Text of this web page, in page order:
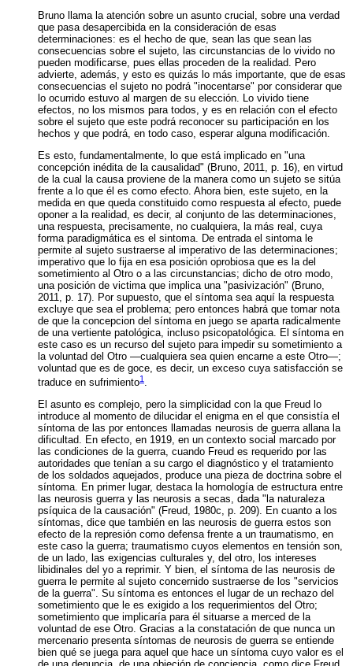
Bruno llama la atención sobre un asunto crucial, sobre una verdad
que pasa desapercibida en la consideración de esas
determinaciones: es el hecho de que, sean las que sean las
consecuencias sobre el sujeto, las circunstancias de lo vivido no
pueden modificarse, pues ellas proceden de la realidad. Pero
advierte, además, y esto es quizás lo más importante, que de esas
consecuencias el sujeto no podrá "inocentarse" por considerar que
lo ocurrido estuvo al margen de su elección. Lo vivido tiene
efectos, no los mismos para todos, y es en relación con el efecto
sobre el sujeto que este podrá reconocer su participación en los
hechos y que podrá, en todo caso, esperar alguna modificación.
Es esto, fundamentalmente, lo que está implicado en "una
concepción inédita de la causalidad" (Bruno, 2011, p. 16), en virtud
de la cual la causa proviene de la manera como un sujeto se sitúa
frente a lo que él es como efecto. Ahora bien, este sujeto, en la
medida en que queda constituido como respuesta al efecto, puede
oponer a la realidad, es decir, al conjunto de las determinaciones,
una respuesta, precisamente, no cualquiera, la más real, cuya
forma paradigmática es el sintoma. De entrada el sintoma le
permite al sujeto sustraerse al imperativo de las determinaciones;
imperativo que lo fija en esa posición oprobiosa que es la del
sometimiento al Otro o a las circunstancias; dicho de otro modo,
una posición de victima que implica una "pasivización" (Bruno,
2011, p. 17). Por supuesto, que el síntoma sea aquí la respuesta
excluye que sea el problema; pero entonces habrá que tomar nota
de que la concepcion del síntoma en juego se aparta radicalmente
de una vertiente patológica, incluso psicopatológica. El síntoma en
este caso es un recurso del sujeto para impedir su sometimiento a
la voluntad del Otro —cualquiera sea quien encarne a este Otro—;
voluntad que es de goce, es decir, un exceso cuya satisfacción se
traduce en sufrimiento1 .
El asunto es complejo, pero la simplicidad con la que Freud lo
introduce al momento de dilucidar el enigma en el que consistía el
síntoma de las por entonces llamadas neurosis de guerra allana la
dificultad. En efecto, en 1919, en un contexto social marcado por
las condiciones de la guerra, cuando Freud es requerido por las
autoridades que tenían a su cargo el diagnóstico y el tratamiento
de los soldados aquejados, produce una pieza de doctrina sobre el
síntoma. En primer lugar, destaca la homología de estructura entre
las neurosis guerra y las neurosis a secas, dada "la naturaleza
psíquica de la causación" (Freud, 1980c, p. 209). En cuanto a los
síntomas, dice que también en las neurosis de guerra estos son
efecto de la represión como defensa frente a un traumatismo, en
este caso la guerra; traumatismo cuyos elementos en tensión son,
de un lado, las exigencias culturales y, del otro, los intereses
libidinales del yo a reprimir. Y bien, el síntoma de las neurosis de
guerra le permite al sujeto concernido sustraerse de los "servicios
de la guerra". Su síntoma es entonces el lugar de un rechazo del
sometimiento que le es exigido a los requerimientos del Otro;
sometimiento que implicaría para él situarse a merced de la
voluntad de ese Otro. Gracias a la constatación de que nunca un
mercenario presenta síntomas de neurosis de guerra se entiende
bien qué se juega para aquel que hace un síntoma cuyo valor es el